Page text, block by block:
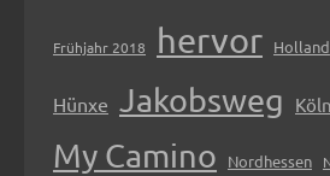
Frühjahr 2018 hervor Holland
Hünxe Jakobsweg Köln
My Camino Nordhessen